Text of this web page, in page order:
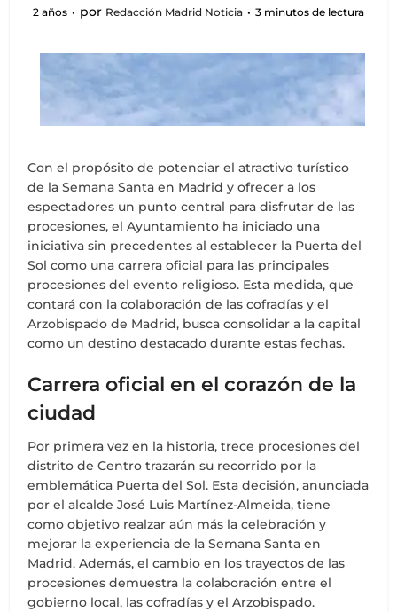
2 años por Redacción Madrid Noticia 3 minutos de lectura
Con el propósito de potenciar el atractivo turístico
de la Semana Santa en Madrid y ofrecer a los
espectadores un punto central para disfrutar de las
procesiones, el Ayuntamiento ha iniciado una
iniciativa sin precedentes al establecer la Puerta del
Sol como una carrera oficial para las principales
procesiones del evento religioso. Esta medida, que
contará con la colaboración de las cofradías y el
Arzobispado de Madrid, busca consolidar a la capital
como un destino destacado durante estas fechas.
Carrera oficial en el corazón de la
ciudad
Por primera vez en la historia, trece procesiones del
distrito de Centro trazarán su recorrido por la
emblemática Puerta del Sol. Esta decisión, anunciada
por el alcalde José Luis Martínez-Almeida, tiene
como objetivo realzar aún más la celebración y
mejorar la experiencia de la Semana Santa en
Madrid. Además, el cambio en los trayectos de las
procesiones demuestra la colaboración entre el
gobierno local, las cofradías y el Arzobispado.